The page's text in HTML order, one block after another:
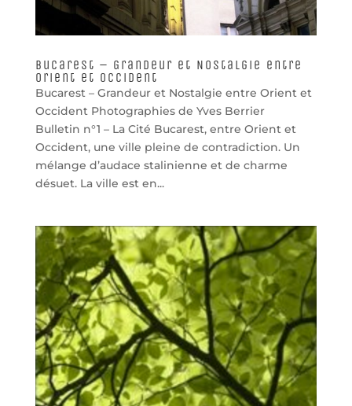
Bucarest – Grandeur et Nostalgie entre
Orient et Occident
Bucarest – Grandeur et Nostalgie entre Orient et
Occident Photographies de Yves Berrier
Bulletin n°1 – La Cité Bucarest, entre Orient et
Occident, une ville pleine de contradiction. Un
mélange d’audace stalinienne et de charme
désuet. La ville est en...